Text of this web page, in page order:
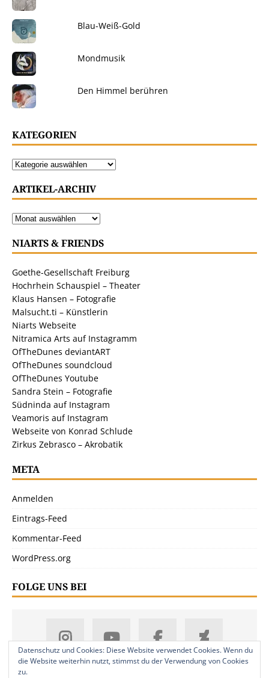
Blau-Weiß-Gold
Mondmusik
Den Himmel berühren
KATEGORIEN
ARTIKEL-ARCHIV
NIARTS & FRIENDS
Goethe-Gesellschaft Freiburg
Hochrhein Schauspiel – Theater
Klaus Hansen – Fotografie
Malsucht.ti – Künstlerin
Niarts Webseite
Nitramica Arts auf Instagramm
OfTheDunes deviantART
OfTheDunes soundcloud
OfTheDunes Youtube
Sandra Stein – Fotografie
Südninda auf Instagram
Veamoris auf Instagram
Webseite von Konrad Schlude
Zirkus Zebrasco – Akrobatik
META
Anmelden
Eintrags-Feed
Kommentar-Feed
WordPress.org
FOLGE UNS BEI
Datenschutz und Cookies: Diese Website verwendet Cookies. Wenn du
die Website weiterhin nutzt, stimmst du der Verwendung von Cookies
zu.